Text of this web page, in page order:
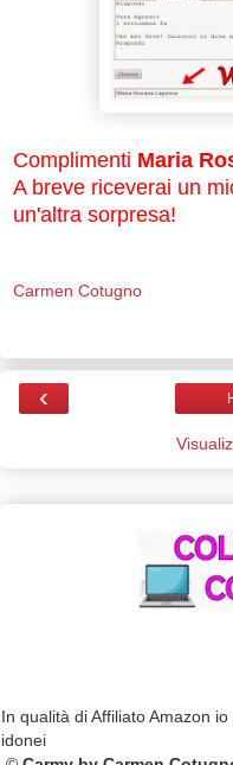
Complimenti Maria
A breve riceverai un
un'altra sorpresa!
Carmen Cotugno
‹
In qualità di Affiliato Amazon
idonei